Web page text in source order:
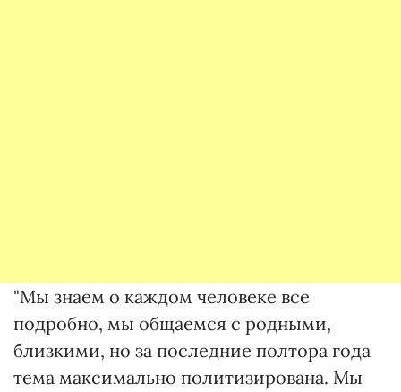
"Мы знаем о каждом человеке все
подробно, мы общаемся с родными,
близкими, но за последние полтора года
тема максимально политизирована. Мы